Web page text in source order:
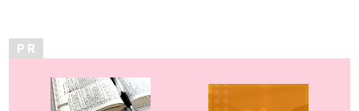
P R